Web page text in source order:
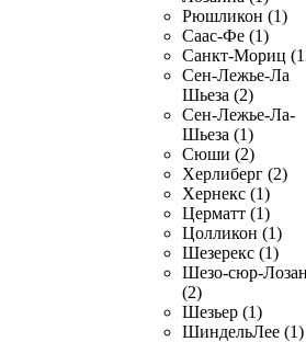
Рюшликон (1)
Саас-Фе (1)
Санкт-Мориц
Сен-Лежье-Ла
Шьеза (2)
Сен-Лежье-Ла-
Шьеза (1)
Сюши (2)
Херлиберг (2)
Хернекс (1)
Церматт (1)
Цолликон (1)
Шезерекс (1)
Шезо-сюр-
(2)
Шезьер (1)
ШиндельЛее (1)